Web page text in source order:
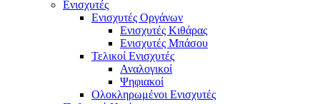
Ενισχυτές
Ενισχυτές Οργάνων
Ενισχυτές Κιθάρας
Ενισχυτές Μπάσου
Τελικοί Ενισχυτές
Αναλογικοί
Ψηφιακοί
Ολοκληρωμένοι Ενισχυτές